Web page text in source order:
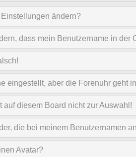
ändern?
dass mein Benutzername in der
eingestellt, aber die Forenuhr geht
auf diesem Board nicht zur Auswahl!
die bei meinem Benutzernamen
Avatar?